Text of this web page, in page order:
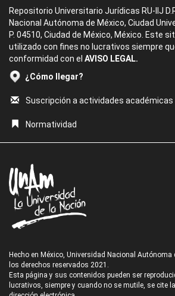
Repositorio Universitario Jurídicas RU-IIJ
Nacional Autónoma de México, Ciudad
P. 04510, Ciudad de México, México. Este
utilizado con fines no lucrativos siempre
conformidad con el AVISO LEGAL.
¿Cómo llegar?
Suscripción a actividades académicas
Normatividad
Hecho en México, Universidad Nacional Autónoma
los derechos reservados 2021.
Esta página y sus contenidos pueden ser
lucrativos, siempre y cuando no se mutile, se cite